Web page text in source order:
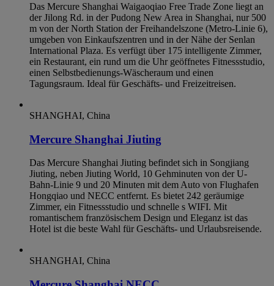
Das Mercure Shanghai Waigaoqiao Free Trade Zone liegt an
der Jilong Rd. in der Pudong New Area in Shanghai, nur 500
m von der North Station der Freihandelszone (Metro-Linie 6),
umgeben von Einkaufszentren und in der Nähe der Senlan
International Plaza. Es verfügt über 175 intelligente Zimmer,
ein Restaurant, ein rund um die Uhr geöffnetes Fitnessstudio,
einen Selbstbedienungs-Wäscheraum und einen
Tagungsraum. Ideal für Geschäfts- und Freizeitreisen.
SHANGHAI, China
Mercure Shanghai Jiuting
Das Mercure Shanghai Jiuting befindet sich in Songjiang
Jiuting, neben Jiuting World, 10 Gehminuten von der U-
Bahn-Linie 9 und 20 Minuten mit dem Auto von Flughafen
Hongqiao und NECC entfernt. Es bietet 242 geräumige
Zimmer, ein Fitnessstudio und schnelle s WIFI. Mit
romantischem französischem Design und Eleganz ist das
Hotel ist die beste Wahl für Geschäfts- und Urlaubsreisende.
SHANGHAI, China